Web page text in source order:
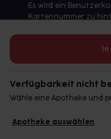
Verfügbarkeit nicht
Wähle eine Apotheke und
Apotheke auswählen
Es wird ein
Kartennummer zu
Betreiber des Portals
© 2026 gesund.de GmbH